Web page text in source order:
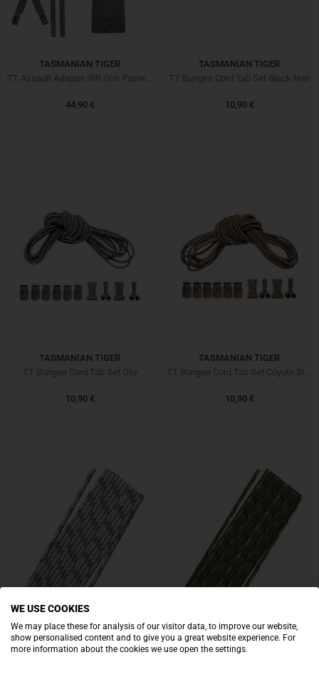
TASMANIAN TIGER
44,90 €
TASMANIAN TIGER
TT Bungee Cord Tab Set Black Noir
10,90 €
TASMANIAN TIGER
TT Bungee Cord Tab Set Oliv
10,90 €
TASMANIAN TIGER
10,90 €
TACTICALTRIM
TACTICALTRIM
WE USE COOKIES
We may place these for analysis of our visitor data, to improve our website,
show personalised content and to give you a great website experience. For
more information about the cookies we use open the settings.